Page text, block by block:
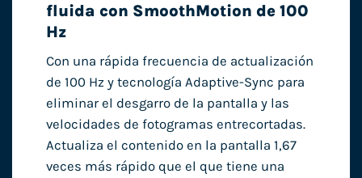
fluida con SmoothMotion de 100
Hz
Con una rápida frecuencia de actualización
de 100 Hz y tecnología Adaptive-Sync para
eliminar el desgarro de la pantalla y las
velocidades de fotogramas entrecortadas.
Actualiza el contenido en la pantalla 1,67
veces más rápido que el que tiene una